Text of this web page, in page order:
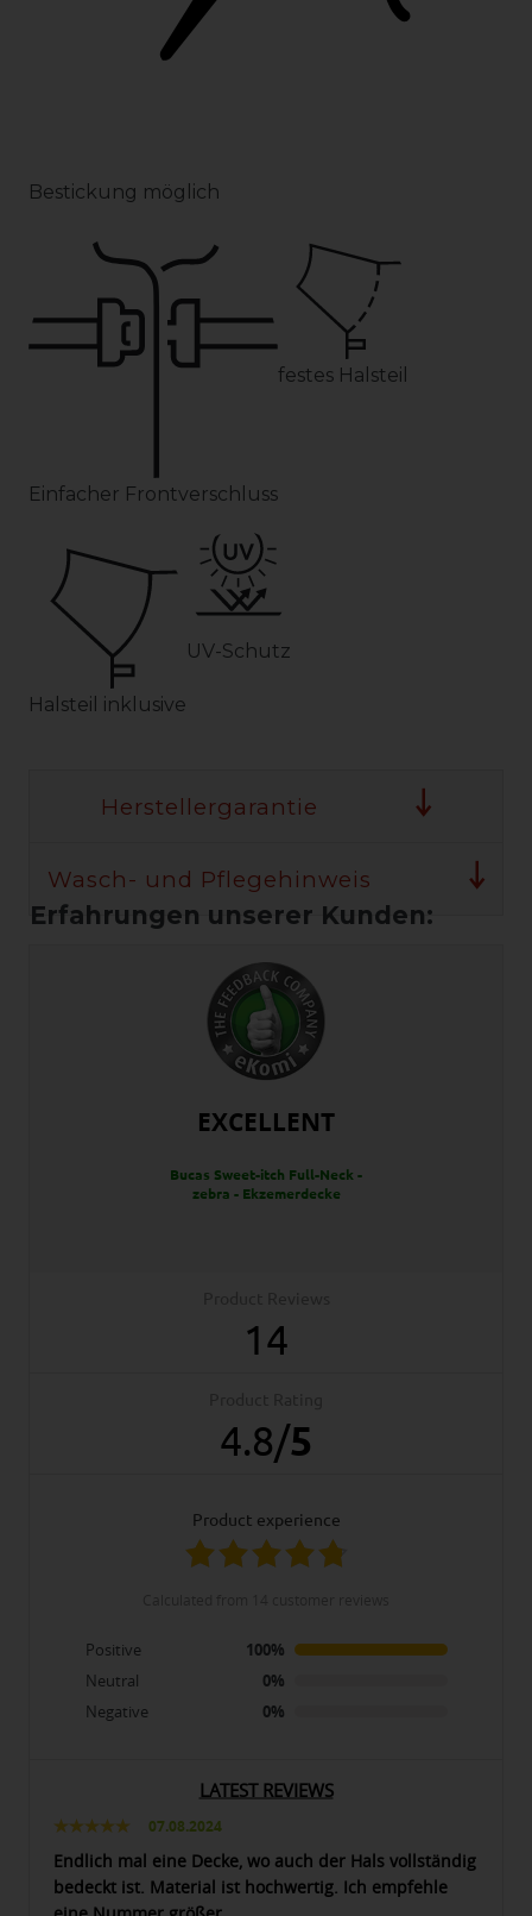
Bestickung möglich
Einfacher Frontverschluss
festes Halsteil
Halsteil inklusive
UV-Schutz
Herstellergarantie
Wasch- und Pflegehinweis
EXCELLENT
Bucas Sweet-itch Full-Neck -
zebra - Ekzemerdecke
14
4.8/5
product experience
Positive
100%
Neutral
0%
Negative
0%
LATEST REVIEWS
07.08.2024
Endlich mal eine Decke, wo auch der Hals vollständig
bedeckt ist. Material ist hochwertig. Ich empfehle